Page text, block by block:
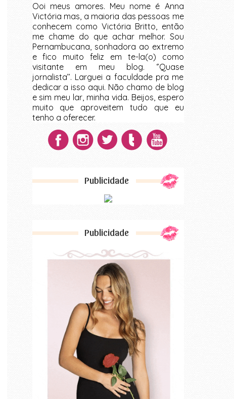
Ooi meus amores. Meu nome é Anna
Victória mas, a maioria das pessoas me
conhecem como Victória Britto, então
me chame do que achar melhor. Sou
Pernambucana, sonhadora ao extremo
e fico muito feliz em te-la(o) como
visitante em meu blog. ‘’Quase
jornalista’’. Larguei a faculdade pra me
dedicar a isso aqui. Não chamo de blog
e sim meu lar, minha vida. Beijos, espero
muito que aproveitem tudo que eu
tenho a oferecer.
Publicidade
Publicidade